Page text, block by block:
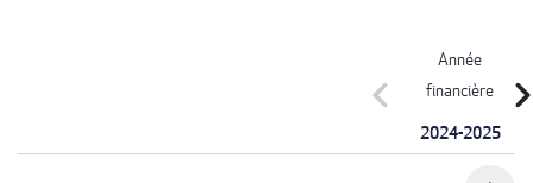
Année
financière
2024-2025
chevron_left